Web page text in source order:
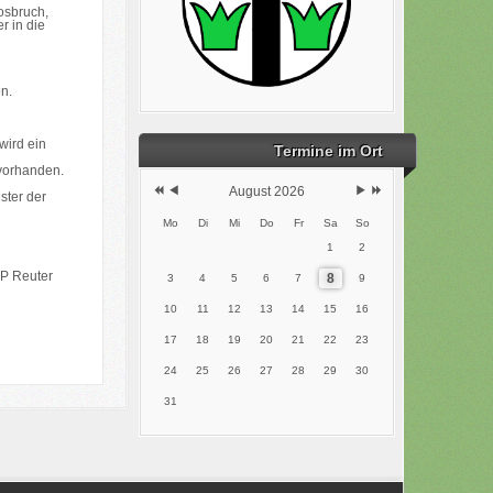
in die
ein
der
Reuter
Termine im Ort
August 2026
Mo Di Mi Do Fr Sa
So
1
2
3 4 5 6 7 8 9
10 11 12 13 14 15 16
17 18 19 20 21 22 23
24 25 26 27 28 29 30
31